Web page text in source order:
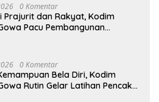
0 Komentar
Prajurit dan Rakyat, Kodim
Pacu Pembangunan
0 Komentar
Bela Diri, Kodim
Rutin Gelar Latihan Pencak